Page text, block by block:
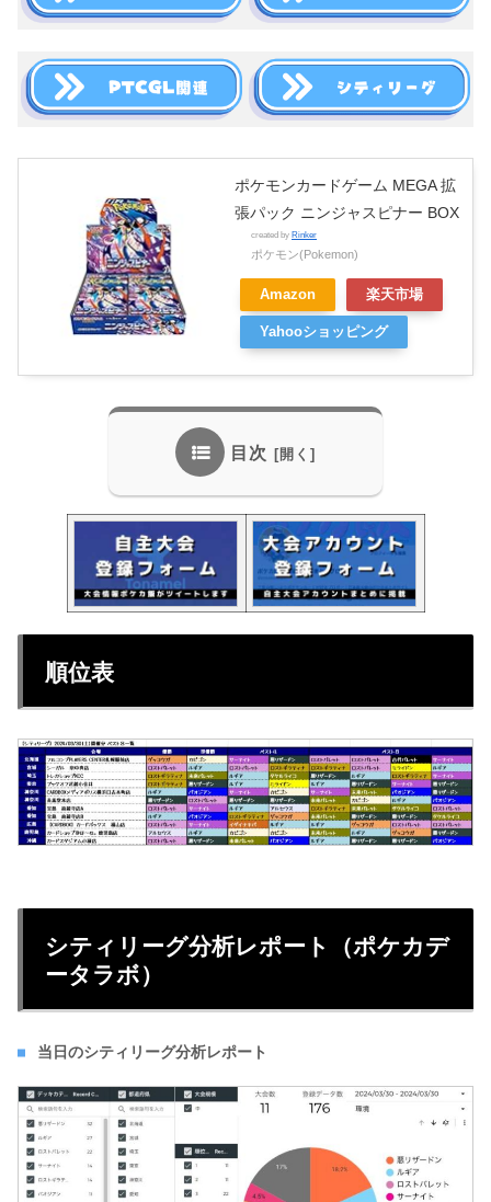
ポケモンカードゲーム MEGA 拡
張パック ニンジャスピナー BOX
created by Rinker
ポケモン(Pokemon)
Amazon 楽天市場
Yahooショッピング
目次
順位表
シティリーグ分析レポート（ポケカデ
ータラボ）
当日のシティリーグ分析レポート